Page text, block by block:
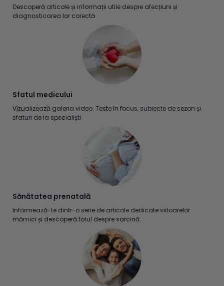
Descoperă articole și informații utile despre afecțiuni și
diagnosticarea lor corectă
Sfatul medicului
Vizualizează galeria video: Teste în focus, subiecte de sezon și
sfaturi de la specialiști
Sănătatea prenatală
Informează-te dintr-o serie de articole dedicate viitoarelor
mămici și descoperă totul despre sarcină.